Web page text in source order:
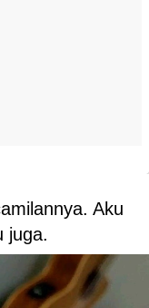
Aku
juga.